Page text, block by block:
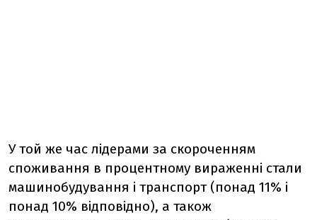
У той же час лідерами за скороченням
споживання в процентному вираженні стали
машинобудування і транспорт (понад 11% і
понад 10% відповідно), а також